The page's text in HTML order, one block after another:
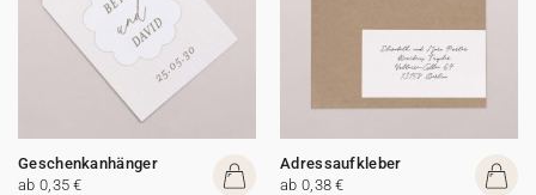
Geschenkanhänger
ab 0,35 €
Adressaufkleber
ab 0,38 €